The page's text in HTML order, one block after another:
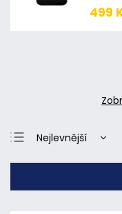
499
Nejlevnější
Nejdražší